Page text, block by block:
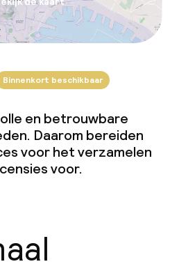
Binnenkort beschikbaar
en betrouwbare
Daarom bereiden
voor het verzamelen
voor.